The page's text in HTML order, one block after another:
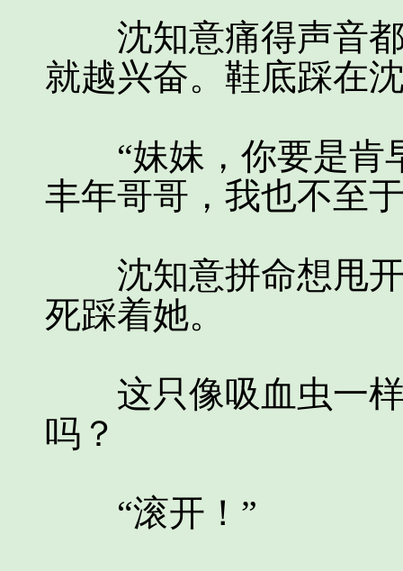
沈知意痛得声音都
就越兴奋。鞋底踩在
“妹妹，你要是肯
丰年哥哥，我也不至
沈知意拼命想甩开
死踩着她。
这只像吸血虫一样
吗？
“滚开！”